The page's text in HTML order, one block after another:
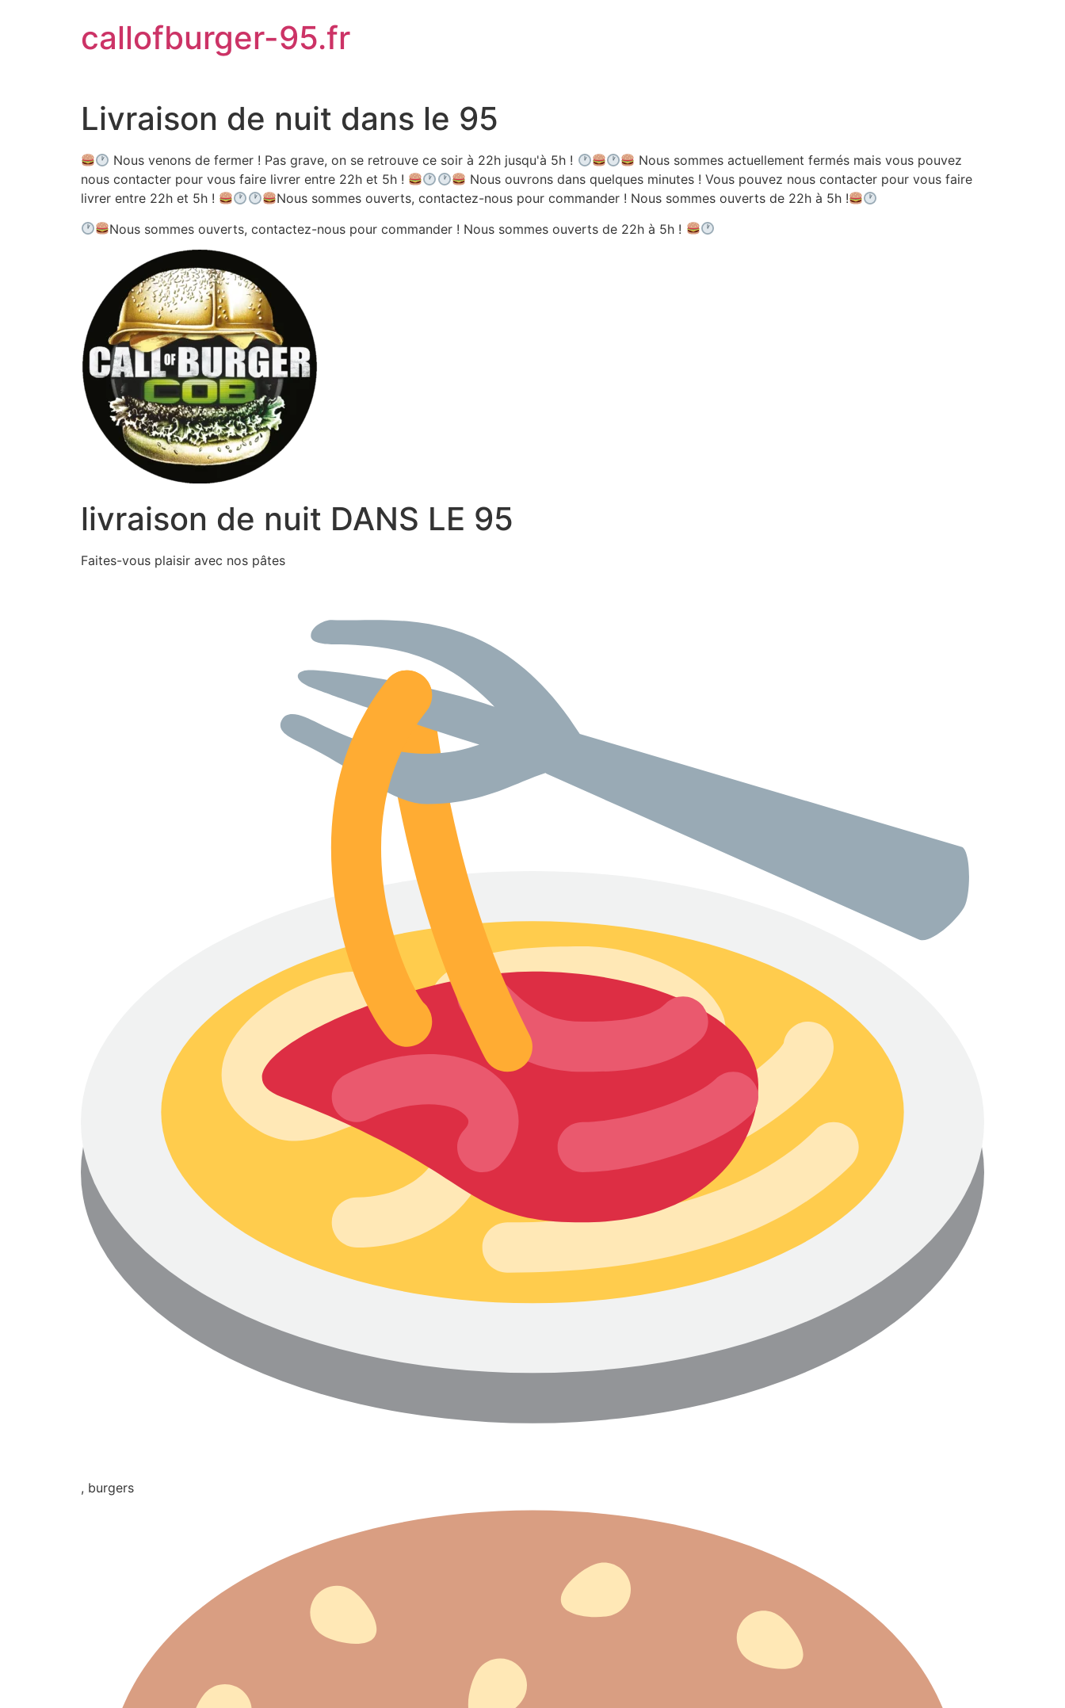
callofburger-95.fr
Livraison de nuit dans le 95
Nous venons de fermer ! Pas grave, on se retrouve ce soir à 22h jusqu'à 5h !
Nous sommes actuellement fermés mais vous pouvez
nous contacter pour vous faire livrer entre 22h et 5h !
Nous ouvrons dans quelques minutes ! Vous pouvez nous contacter pour vous faire
livrer entre 22h et 5h !
Nous sommes ouverts, contactez-nous pour commander ! Nous sommes ouverts de 22h à 5h !
Nous sommes ouverts, contactez-nous pour commander ! Nous sommes ouverts de 22h à 5h !
livraison de nuit DANS LE 95
Faites-vous plaisir avec nos pâtes
, burgers